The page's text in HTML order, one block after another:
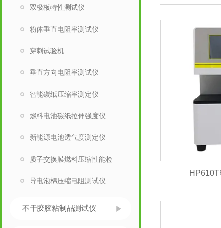
双极板特性测试仪
粉体垂直电阻率测试仪
穿刺试验机
垂直方向电阻率测试仪
智能碳纸压缩率测定仪
燃料电池碳纸拉伸强度仪
新能源电池透气度测定仪
质子交换膜燃料压缩性能检
导电泡棉压缩电阻测试仪
不干胶胶粘制品测试仪